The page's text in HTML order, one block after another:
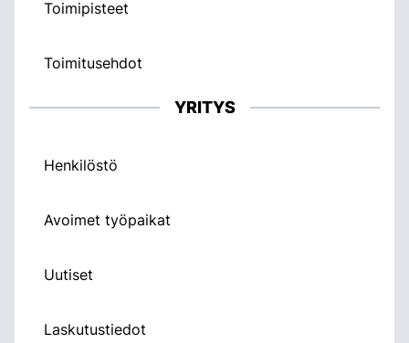
Toimipisteet
Toimitusehdot
YRITYS
Henkilöstö
Avoimet työpaikat
Uutiset
Laskutustiedot